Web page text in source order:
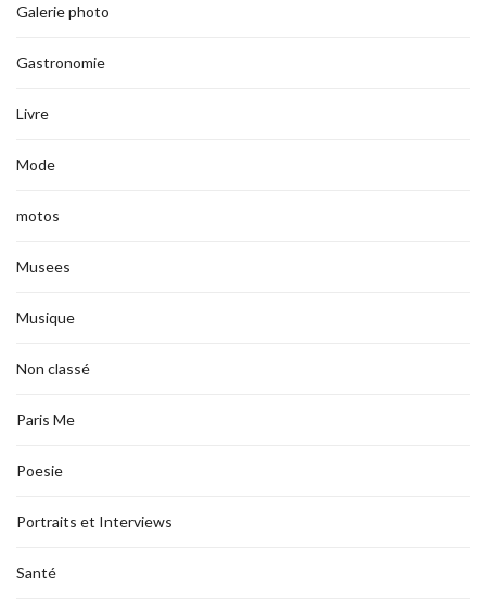
Galerie photo
Gastronomie
Livre
Mode
motos
Musees
Musique
Non classé
Paris Me
Poesie
Portraits et Interviews
Santé